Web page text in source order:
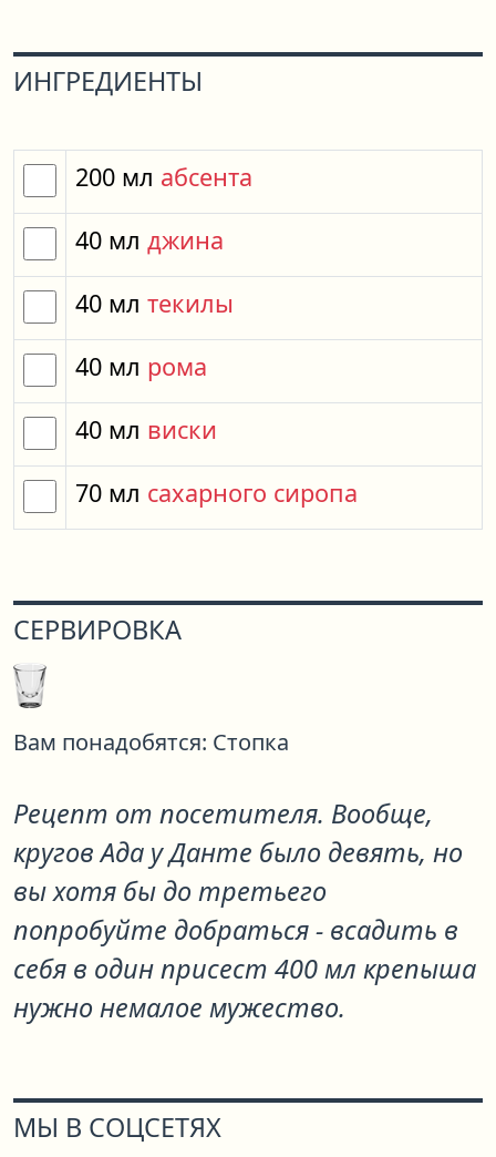
ИНГРЕДИЕНТЫ
200 мл абсента
40 мл джина
40 мл текилы
40 мл рома
40 мл виски
70 мл сахарного сиропа
СЕРВИРОВКА
Вам понадобятся: Стопка
Рецепт от посетителя. Вообще,
кругов Ада у Данте было девять, но
вы хотя бы до третьего
попробуйте добраться - всадить в
себя в один присест 400 мл крепыша
нужно немалое мужество.
МЫ В СОЦСЕТЯХ